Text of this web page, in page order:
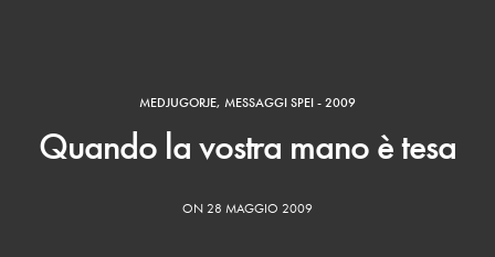
MEDJUGORJE, MESSAGGI SPEI - 2009
Quando la vostra mano è tesa
ON 28 MAGGIO 2009